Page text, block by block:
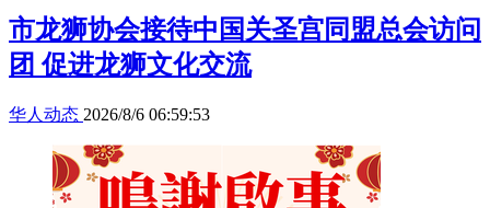
市龙狮协会接待中国关圣宫同盟总会访问
团 促进龙狮文化交流
华人动态 2026/8/6 06:59:53